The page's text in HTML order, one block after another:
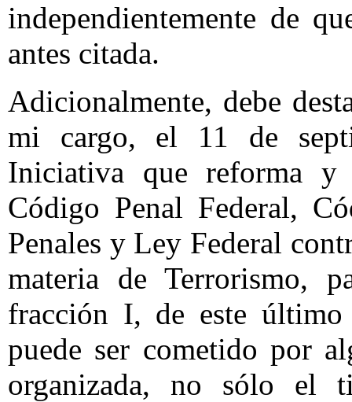
independientemente de
antes citada.
Adicionalmente, debe
mi cargo, el 11 de
Iniciativa que reforma y
Código Penal Federal,
Penales y Ley Federal
materia de Terrorismo,
fracción I, de este último
puede ser cometido por
organizada, no sólo el